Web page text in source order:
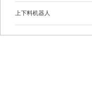
上下料机器人